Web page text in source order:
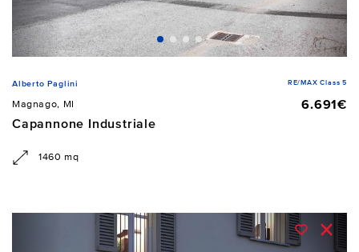
Alberto Paglini RE/MAX Class 5
Magnago, MI
6.691€
Capannone Industriale
1460 mq